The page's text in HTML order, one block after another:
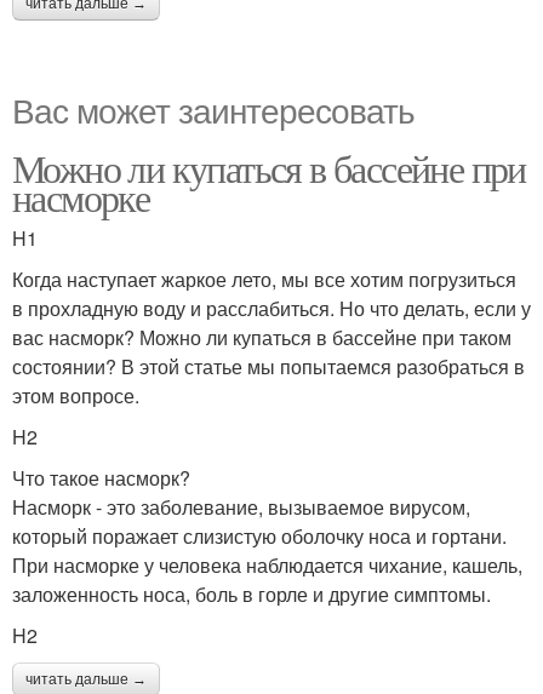
читать дальше →
Вас может заинтересовать
Можно ли купаться в бассейне при
насморке
H1
Когда наступает жаркое лето, мы все хотим погрузиться
в прохладную воду и расслабиться. Но что делать, если у
вас насморк? Можно ли купаться в бассейне при таком
состоянии? В этой статье мы попытаемся разобраться в
этом вопросе.
H2
Что такое насморк?
Насморк - это заболевание, вызываемое вирусом,
который поражает слизистую оболочку носа и гортани.
При насморке у человека наблюдается чихание, кашель,
заложенность носа, боль в горле и другие симптомы.
H2
читать дальше →